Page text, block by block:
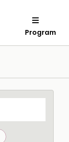
Program